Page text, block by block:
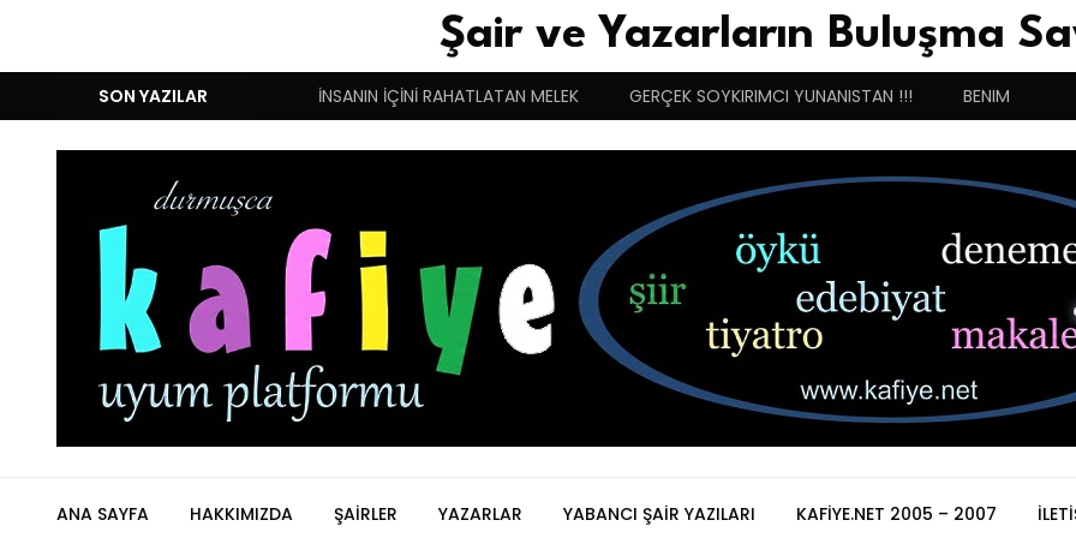
Şair ve Yazarların Buluşma
SON YAZILAR
DUYGULARIN BASARINDIR! İNSANIN İÇİNİ RAHATLATAN MELEK GERÇEK SOYKIRIMCI YUNANISTAN !!! BENIM
ANA SAYFA HAKKIMIZDA ŞAIRLER YAZARLAR YABANCI ŞAIR YAZILARI KAFIYE.NET 2005 – 2007